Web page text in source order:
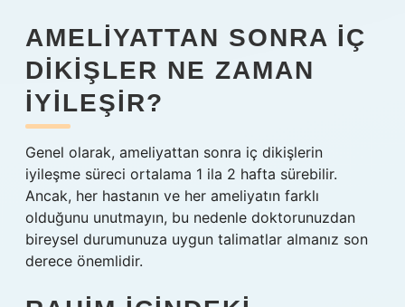
AMELIYATTAN SONRA IÇ
DIKIŞLER NE ZAMAN
IYILEŞIR?
Genel olarak, ameliyattan sonra iç dikişlerin
iyileşme süreci ortalama 1 ila 2 hafta sürebilir.
Ancak, her hastanın ve her ameliyatın farklı
olduğunu unutmayın, bu nedenle doktorunuzdan
bireysel durumunuza uygun talimatlar almanız son
derece önemlidir.